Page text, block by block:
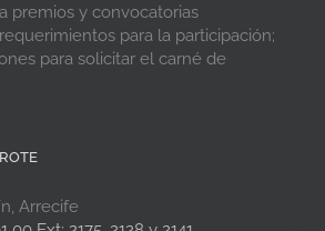
premios y convocatorias
para la participación;
para solicitar el carné de
Arrecife